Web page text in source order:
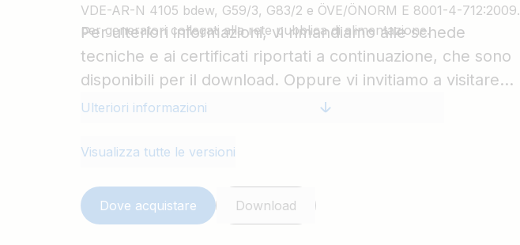
VDE-AR-N 4105 bdew, G59/3, G83/2 e ÖVE/ÖNORM E 8001-4-712:2009,
per generatori collegati alla rete pubblica di alimentazione.
Per ulteriori informazioni, vi rimandiamo alle schede
tecniche e ai certificati riportati a continuazione, che sono
disponibili per il download. Oppure vi invitiamo a visitare
www.ziehl.de, dove potete cercare il UFR1001E nella
Ulteriori informazioni
Visualizza tutte le versioni
Dove acquistare Download